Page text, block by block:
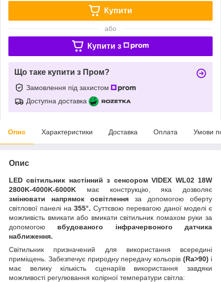
Купити
або
Купити з
Що таке купити з Пром?
Замовлення під захистом
Доступна доставка
Опис Характеристики Доставка Оплата Умови
Опис
LED світильник настінний з сенсором VIDEX WL02 18W
2800K-4000K-6000K має конструкцію, яка дозволяє
змінювати напрямок освітлення за допомогою оберту
світлової панелі на 355°. Суттєвою перевагою даної моделі є
можливість вмикати або вмикати світильник помахом руки за
допомогою вбудованого інфрачервоного датчика
наближення.
Світильник призначений для використання всередині
приміщень. Забезпечує природну передачу кольорів (Ra>90) і
має велику кількість сценаріїв використання завдяки
можливості регулювання колірної температури світла: